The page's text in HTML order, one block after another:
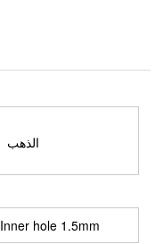
الذهب
Inner hole 1.5mm